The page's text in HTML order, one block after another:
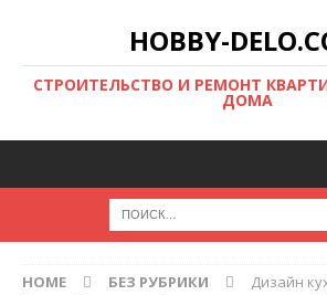
HOBBY-
CТРОИТЕЛЬСТВО И РЕМОНТ
ДОМА
HOME БЕЗ РУБРИКИ
Дизайн